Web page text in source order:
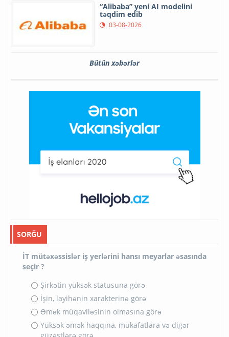
“Alibaba” yeni AI modelini
təqdim edib
03-08-2026
Bütün xəbərlər
SORĞU
İT mütəxəssislər iş yerlərini hansı meyarlar əsasında
seçir ?
Şirkətin yüksək statusuna görə
İşin, layihənin xarakterinə görə
Əmək müqaviləsinin olmasına görə
Yüksək əmək haqqına, mükafatlara və digər